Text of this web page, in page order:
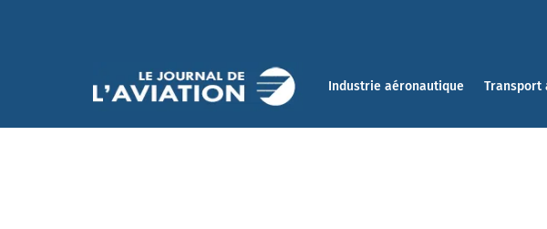
Industrie aéronautique Transport